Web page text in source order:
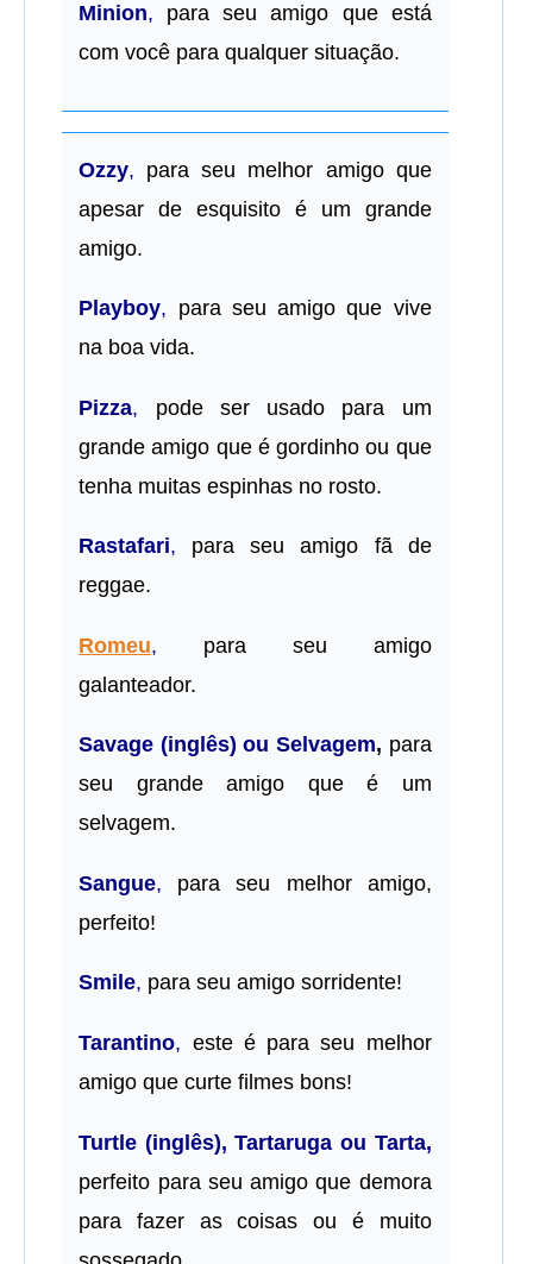
Minion, para seu amigo que está
com você para qualquer situação.
Ozzy, para seu melhor amigo que
apesar de esquisito é um grande
amigo.
Playboy, para seu amigo que vive
na boa vida.
Pizza, pode ser usado para um
grande amigo que é gordinho ou que
tenha muitas espinhas no rosto.
Rastafari, para seu amigo fã de
reggae.
Romeu, para seu amigo
galanteador.
Savage (inglês) ou Selvagem, para
seu grande amigo que é um
selvagem.
Sangue, para seu melhor amigo,
perfeito!
Smile, para seu amigo sorridente!
Tarantino, este é para seu melhor
amigo que curte filmes bons!
Turtle (inglês), Tartaruga ou Tarta,
perfeito para seu amigo que demora
para fazer as coisas ou é muito